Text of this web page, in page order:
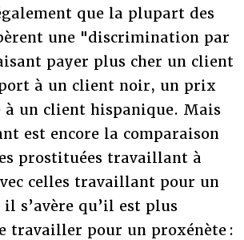
que la plupart des
une "discrimination par
payer plus cher un client
à un client noir, un prix
un client hispanique. Mais
est encore la comparaison
prostituées travaillant à
celles travaillant pour un
s’avère qu’il est plus
travailler pour un proxénète :